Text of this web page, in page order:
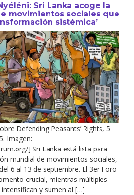
Sri Lanka acoge la
movimientos sociales que
sistémica’
Defending Peasants’ Rights, 5
Imagen:
] Sri Lanka está lista para
mundial de movimientos sociales,
6 al 13 de septiembre. El 3er Foro
crucial, mientras múltiples
y sumen al […]